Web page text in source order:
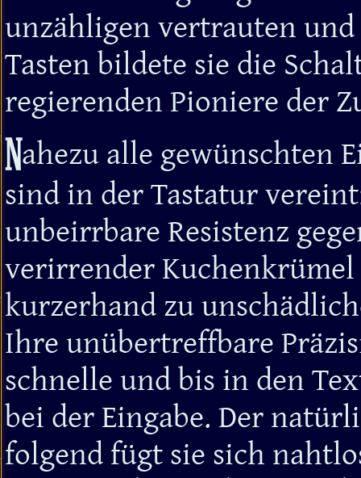
unzähligen vertrauten und
Tasten bildete sie die
regierenden Pioniere der
Nahezu alle gewünschten
sind in der Tastatur
unbeirrbare Resistenz
verirrender
kurzerhand zu
Ihre unübertreffbare
schnelle und bis in den
bei der Eingabe. Der
folgend fügt sie sich